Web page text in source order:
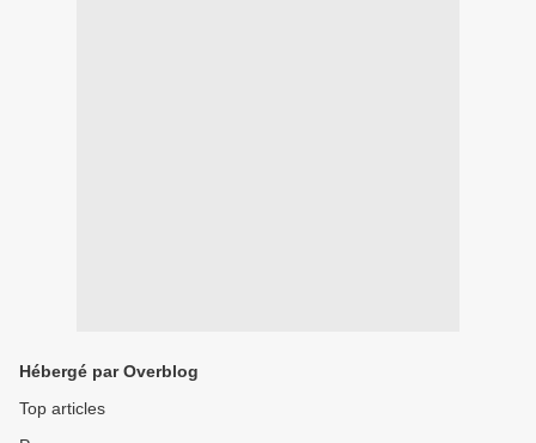
Hébergé par Overblog
Top articles